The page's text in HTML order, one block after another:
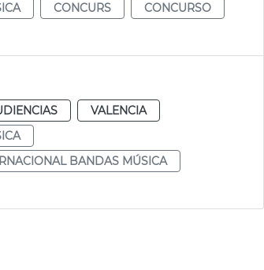
CONCURS
CONCURSO
VALENCIA
BANDAS MÚSICA